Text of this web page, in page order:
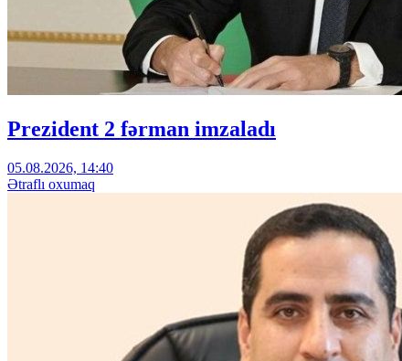
Prezident 2 fərman imzaladı
05.08.2026, 14:40
Ətraflı oxumaq